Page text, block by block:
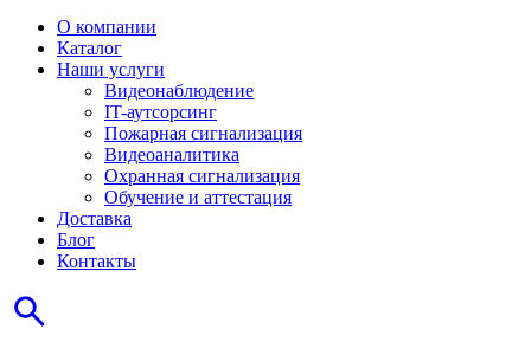
О компании
Каталог
Наши услуги
Видеонаблюдение
IT-аутсорсинг
Пожарная сигнализация
Видеоаналитика
Охранная сигнализация
Обучение и аттестация
Доставка
Блог
Контакты